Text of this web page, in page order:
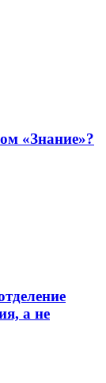
«Знание»?
а не